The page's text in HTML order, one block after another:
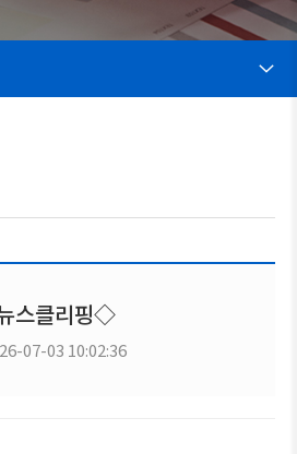
스클리핑◇
07-03 10:02:36